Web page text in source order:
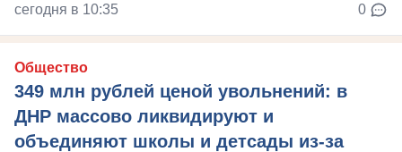
сегодня в 10:35 0
Общество
349 млн рублей ценой увольнений: в
ДНР массово ликвидируют и
объединяют школы и детсады из-за